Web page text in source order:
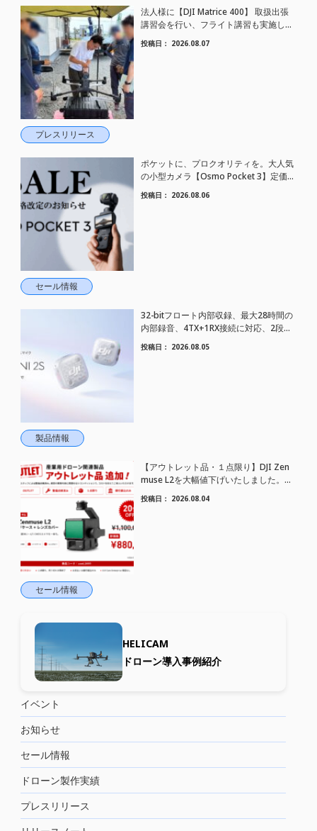
プレスリリース
法人様に【DJI Matrice 400】 取扱出張
講習会を行い、フライト講習も実施しま
した。
投稿日： 2026.08.07
セール情報
ポケットに、プロクオリティを。大人気
の小型カメラ【Osmo Pocket 3】定価が
さらにお値下げされました！
投稿日： 2026.08.06
製品情報
32-bitフロート内部収録、最大28時間の
内部録音、4TX+1RX接続に対応、2段階
AIノイズキャンセリング搭載｜コンパク
トワイヤレスマイク DJI Mic Mini 2S 登場
投稿日： 2026.08.05
セール情報
【アウトレット品・１点限り】DJI Zen
muse L2を大幅値下げいたしました。｜
HELICAM STORE
投稿日： 2026.08.04
HELICAM
ドローン導入事例紹介
イベント
お知らせ
セール情報
ドローン製作実績
プレスリリース